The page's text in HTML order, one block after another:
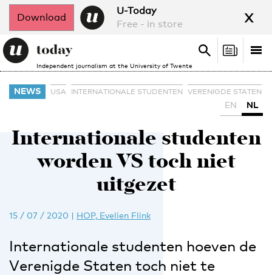
Download
U-Today
Free - in store
x
Independent journalism at the University of Twente
Search
Search
NEWS USA INTERNATIONALE STUDENTEN VERENIGDE STATEN
EN NL
Internationale studenten
worden VS toch niet
uitgezet
15 / 07 / 2020 | HOP, Evelien Flink
Internationale studenten hoeven de
Verenigde Staten toch niet te